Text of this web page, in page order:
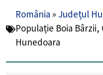
România » Județul
Populație Boia
Hunedoara